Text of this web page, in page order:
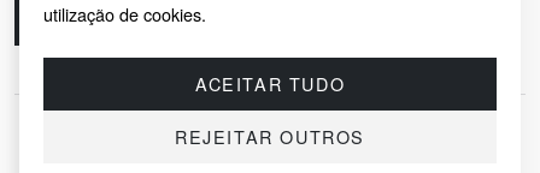
utilização de cookies.
ACEITAR TUDO
REJEITAR OUTROS
Ligue-nos